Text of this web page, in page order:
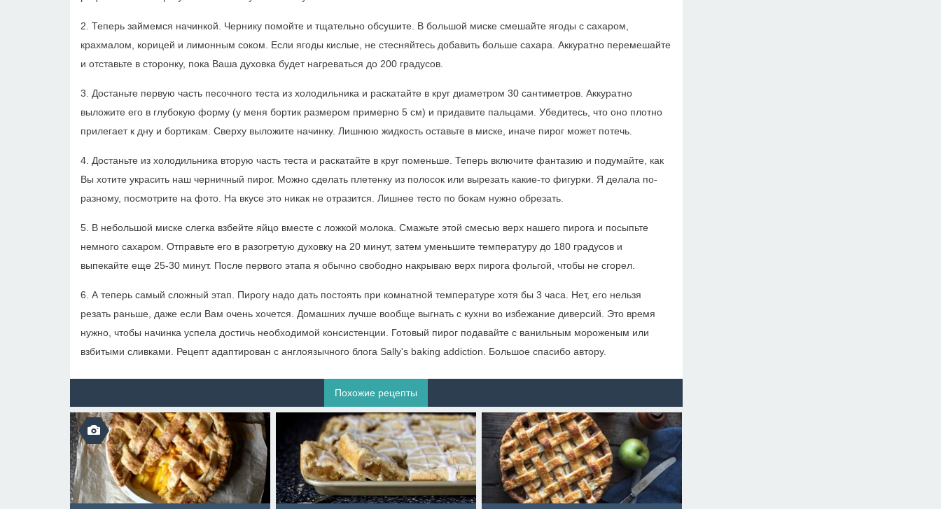
2. Теперь займемся начинкой. Чернику помойте и тщательно обсушите. В большой миске смешайте ягоды с сахаром,
крахмалом, корицей и лимонным соком. Если ягоды кислые, не стесняйтесь добавить больше сахара. Аккуратно перемешайте
и отставьте в сторонку, пока Ваша духовка будет нагреваться до 200 градусов.
3. Достаньте первую часть песочного теста из холодильника и раскатайте в круг диаметром 30 сантиметров. Аккуратно
выложите его в глубокую форму (у меня бортик размером примерно 5 см) и придавите пальцами. Убедитесь, что оно плотно
прилегает к дну и бортикам. Сверху выложите начинку. Лишнюю жидкость оставьте в миске, иначе пирог может потечь.
4. Достаньте из холодильника вторую часть теста и раскатайте в круг поменьше. Теперь включите фантазию и подумайте, как
Вы хотите украсить наш черничный пирог. Можно сделать плетенку из полосок или вырезать какие-то фигурки. Я делала по-
разному, посмотрите на фото. На вкусе это никак не отразится. Лишнее тесто по бокам нужно обрезать.
5. В небольшой миске слегка взбейте яйцо вместе с ложкой молока. Смажьте этой смесью верх нашего пирога и посыпьте
немного сахаром. Отправьте его в разогретую духовку на 20 минут, затем уменьшите температуру до 180 градусов и
выпекайте еще 25-30 минут. После первого этапа я обычно свободно накрываю верх пирога фольгой, чтобы не сгорел.
6. А теперь самый сложный этап. Пирогу надо дать постоять при комнатной температуре хотя бы 3 часа. Нет, его нельзя
резать раньше, даже если Вам очень хочется. Домашних лучше вообще выгнать с кухни во избежание диверсий. Это время
нужно, чтобы начинка успела достичь необходимой консистенции. Готовый пирог подавайте с ванильным мороженым или
взбитыми сливками. Рецепт адаптирован с англоязычного блога Sally's baking addiction. Большое спасибо автору.
Похожие рецепты